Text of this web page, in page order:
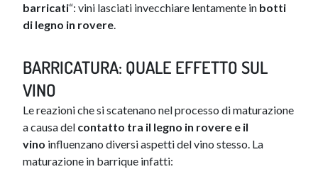
barricati“: vini lasciati​ invecchiare lentamente in bo​​​​​tti
di legno in rovere.
BARRICATURA: QUALE EFFETTO SUL
VINO
Le reazioni che si scatenano nel processo di maturazione
a causa del contatto tra il legno in rovere e il
vino influenzano diversi aspetti del vino stesso. La
maturazione in barrique infatti: